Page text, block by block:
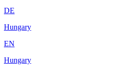
DE
Hungary
EN
Hungary